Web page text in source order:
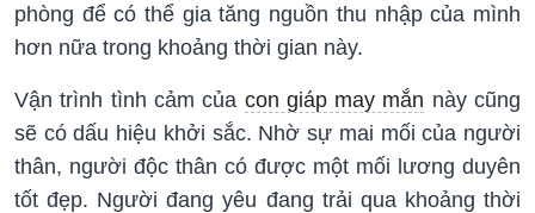
phòng để có thể gia tăng nguồn thu nhập của mình
hơn nữa trong khoảng thời gian này.
Vận trình tình cảm của con giáp may mắn này cũng
sẽ có dấu hiệu khởi sắc. Nhờ sự mai mối của người
thân, người độc thân có được một mối lương duyên
tốt đẹp. Người đang yêu đang trải qua khoảng thời